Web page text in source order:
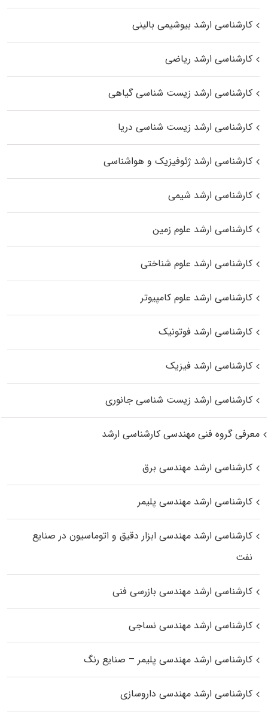
کارشناسی ارشد بیوشیمی بالینی
کارشناسی ارشد ریاضی
کارشناسی ارشد زیست‌ شناسی گیاهی
کارشناسی ارشد زیست‌ شناسی دریا
کارشناسی ارشد ژئوفیزیک و هواشناسی
کارشناسی ارشد شیمی
کارشناسی ارشد علوم زمین
کارشناسی ارشد علوم شناختی
کارشناسی ارشد علوم کامپیوتر
کارشناسی ارشد فوتونیک
کارشناسی ارشد فیزیک
کارشناسی ارشد زیست‌ شناسی جانوری
معرفی گروه فنی مهندسی کارشناسی ارشد
کارشناسی ارشد مهندسی برق
کارشناسی ارشد مهندسی پلیمر
کارشناسی ارشد مهندسی ابزار دقیق و اتوماسیون در صنایع
نفت
کارشناسی ارشد مهندسی بازرسی فنی
کارشناسی ارشد مهندسی نساجی
کارشناسی ارشد مهندسی پلیمر – صنایع رنگ
کارشناسی ارشد مهندسی داروسازی